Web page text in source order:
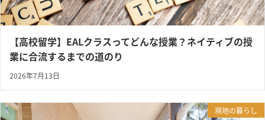
【高校留学】EALクラスってどんな授業？ネイティブの授
業に合流するまでの道のり
2026年7月13日
現地の暮らし